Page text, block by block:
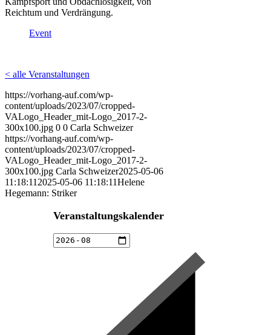
Reichtum und Verdrängung.
Event
< alle Veranstaltungen
https://vorhang-auf.com/wp-
content/uploads/2023/07/cropped-
VALogo_Header_mit-Logo_2017-2-
300x100.jpg 0 0 Carla Schweizer
https://vorhang-auf.com/wp-
content/uploads/2023/07/cropped-
VALogo_Header_mit-Logo_2017-2-
300x100.jpg Carla Schweizer2025-05-06
11:18:11 2025-05-06 11:18:11Helene
Hegemann: Striker
Veranstaltungskalender